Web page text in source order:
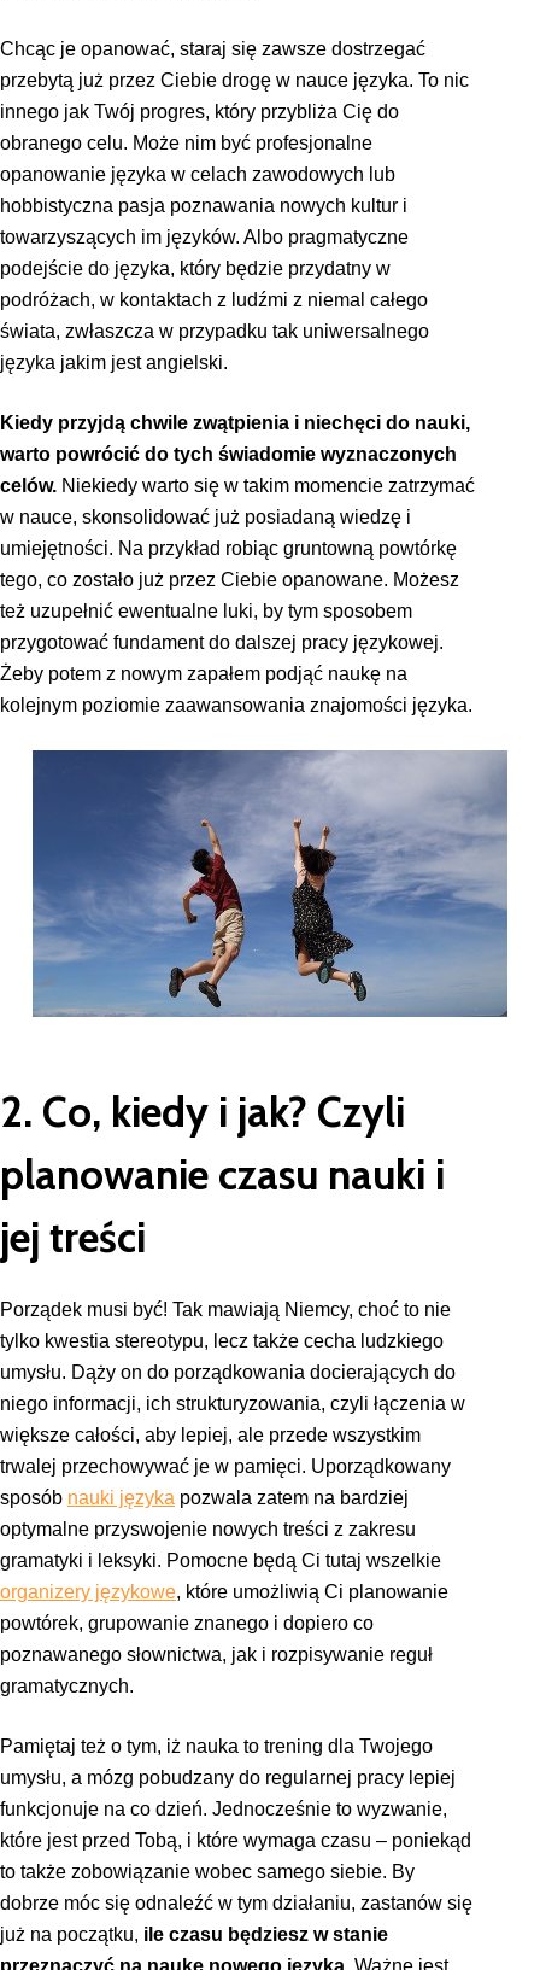
Chcąc je opanować, staraj się zawsze dostrzegać
przebytą już przez Ciebie drogę w nauce języka. To nic
innego jak Twój progres, który przybliża Cię do
obranego celu. Może nim być profesjonalne
opanowanie języka w celach zawodowych lub
hobbistyczna pasja poznawania nowych kultur i
towarzyszących im języków. Albo pragmatyczne
podejście do języka, który będzie przydatny w
podróżach, w kontaktach z ludźmi z niemal całego
świata, zwłaszcza w przypadku tak uniwersalnego
języka jakim jest angielski.
Kiedy przyjdą chwile zwątpienia i niechęci do nauki,
warto powrócić do tych świadomie wyznaczonych
celów. Niekiedy warto się w takim momencie zatrzymać
w nauce, skonsolidować już posiadaną wiedzę i
umiejętności. Na przykład robiąc gruntowną powtórkę
tego, co zostało już przez Ciebie opanowane. Możesz
też uzupełnić ewentualne luki, by tym sposobem
przygotować fundament do dalszej pracy językowej.
Żeby potem z nowym zapałem podjąć naukę na
kolejnym poziomie zaawansowania znajomości języka.
2. Co, kiedy i jak? Czyli
planowanie czasu nauki i
jej treści
Porządek musi być! Tak mawiają Niemcy, choć to nie
tylko kwestia stereotypu, lecz także cecha ludzkiego
umysłu. Dąży on do porządkowania docierających do
niego informacji, ich strukturyzowania, czyli łączenia w
większe całości, aby lepiej, ale przede wszystkim
trwalej przechowywać je w pamięci. Uporządkowany
sposób nauki języka pozwala zatem na bardziej
optymalne przyswojenie nowych treści z zakresu
gramatyki i leksyki. Pomocne będą Ci tutaj wszelkie
organizery językowe, które umożliwią Ci planowanie
powtórek, grupowanie znanego i dopiero co
poznawanego słownictwa, jak i rozpisywanie reguł
gramatycznych.
Pamiętaj też o tym, iż nauka to trening dla Twojego
umysłu, a mózg pobudzany do regularnej pracy lepiej
funkcjonuje na co dzień. Jednocześnie to wyzwanie,
które jest przed Tobą, i które wymaga czasu – poniekąd
to także zobowiązanie wobec samego siebie. By
dobrze móc się odnaleźć w tym działaniu, zastanów się
już na początku, ile czasu będziesz w stanie
przeznaczyć na naukę nowego języka . Ważne jest,